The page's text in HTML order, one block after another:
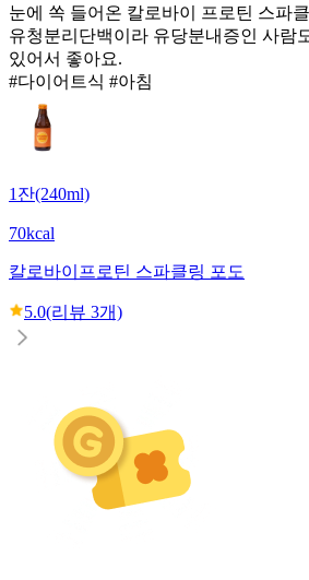
눈에 쏙 들어온 칼로바이 프로틴 스파
유청분리단백이라 유당분내증인 사람
있어서 좋아요.
#다이어트식 #아침
1잔(240ml)
70kcal
칼로바이 프로틴 스파클링 포도
5.0(리뷰 3개)